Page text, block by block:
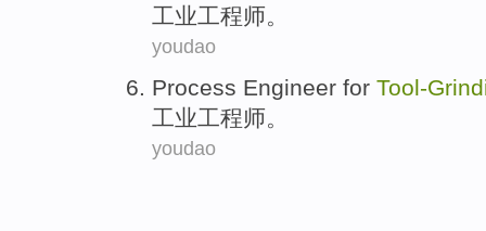
工业工程师。
youdao
Process Engineer for Tool-
工业工程师。
youdao